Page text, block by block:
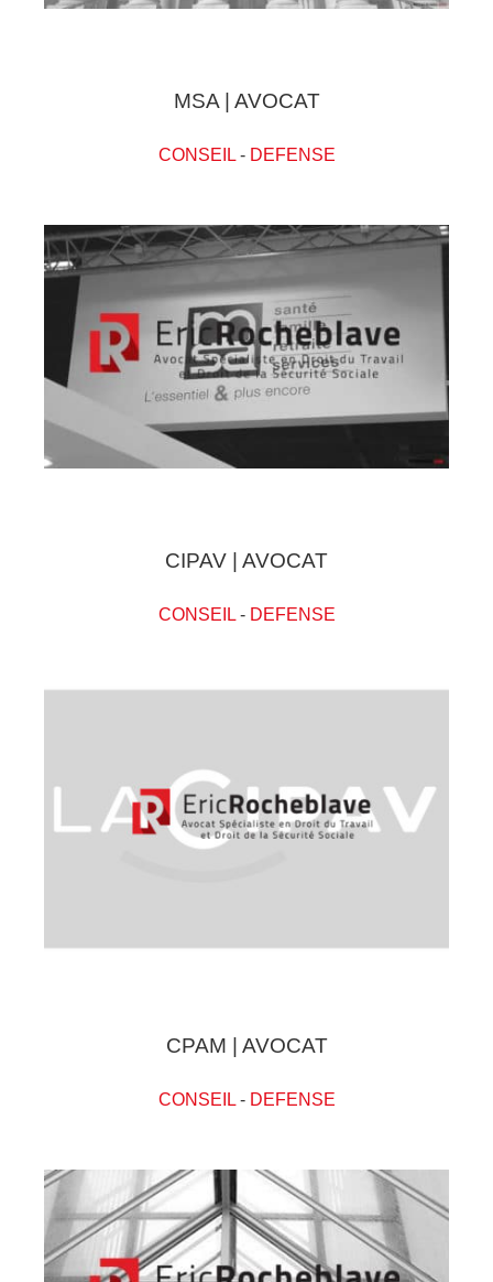
MSA | AVOCAT
CONSEIL- DEFENSE
CIPAV | AVOCAT
CONSEIL- DEFENSE
CPAM | AVOCAT
CONSEIL- DEFENSE